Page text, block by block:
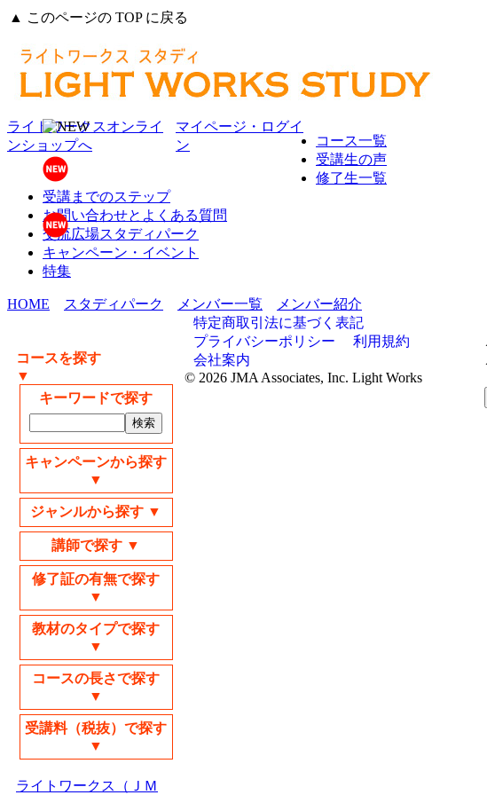
▲ このページの TOP に戻る
ライトワークスオンライ
ンショップへ
マイページ・ログイ
ン
コース一覧
受講生の声
修了生一覧
受講までのステップ
お問い合わせとよくある質問
交流広場スタディパーク
キャンペーン・イベント
特集
HOME スタディパーク メンバー一覧 メンバー紹介
コースを探す
▼
キーワードで探す
キャンペーンから探す
▼
ジャンルから探す ▼
講師で探す ▼
修了証の有無で探す
▼
教材のタイプで探す
▼
コースの長さで探す
▼
受講料（税抜）で探す
▼
ライトワークス（ＪＭ
特定商取引法に基づく表記
プライバシーポリシー
利用規約
会社案内
© 2026 JMA Associates, Inc. Light Works